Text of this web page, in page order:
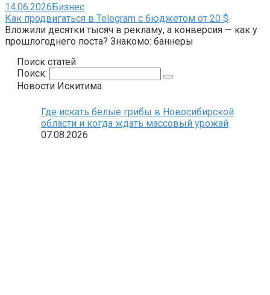
14.06.2026Бизнес
Как продвигаться в Telegram с бюджетом от 20 $
Вложили десятки тысяч в рекламу, а конверсия — как у
прошлогоднего поста? Знакомо: баннеры
Поиск статей
Поиск:
Новости Искитима
Где искать белые грибы в Новосибирской
области и когда ждать массовый урожай
07.08.2026